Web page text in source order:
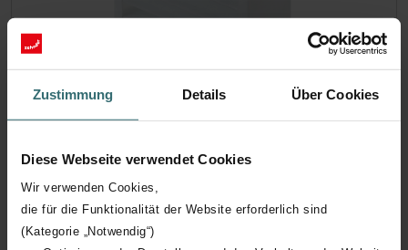
Zustimmung Details Über Cookies
Diese Webseite verwendet Cookies
Wir verwenden Cookies,
die für die Funktionalität der Website erforderlich sind
(Kategorie „Notwendig“)
ISO Coarse 65% für Filterbox DN160,
350x250x93 mm, Inhalt 1 Stück
Das Filterset 524000100 besteht aus 1x Grobstaubfilter ISO
Coarse 65% (G4).